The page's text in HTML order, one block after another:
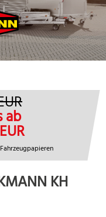
KH
ab